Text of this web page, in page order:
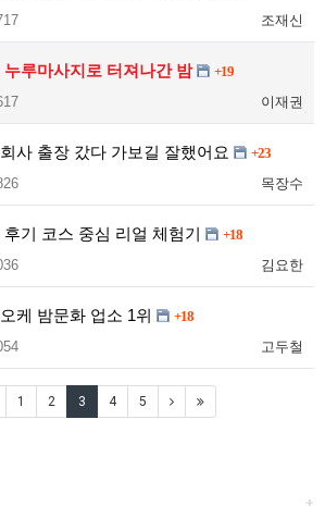
조재신
루마사지로 터져나간 밤 +19
이재권
사 출장 갔다 가보길 잘했어요 +23
목장수
기 코스 중심 리얼 체험기 +18
김요한
케 밤문화 업소 1위 +18
고두철
1 2 3 4 5
+